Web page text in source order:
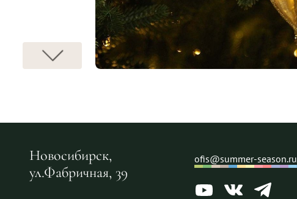
Новосибирск,
ул.Фабричная, 39
ofis@summer-season.ru